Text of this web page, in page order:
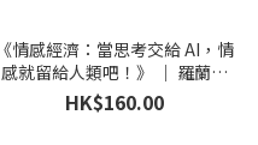
《情感經濟：當思考交給 AI，情
感就留給人類吧！》 ｜ 羅蘭‧
T‧拉斯特、黃明蕙 著 ｜ 貓頭
鷹出版
HK$160.00